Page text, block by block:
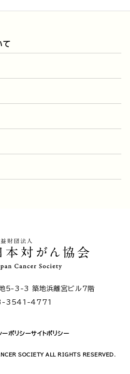
て
地5-3-3 築地浜離宮ビル7階
3541-4771
ーポリシーサイトポリシー
SOCIETY ALL RIGHTS RESERVED.